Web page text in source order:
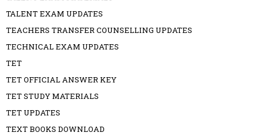
TALENT EXAM UPDATES
TEACHERS TRANSFER COUNSELLING UPDATES
TECHNICAL EXAM UPDATES
TET
TET OFFICIAL ANSWER KEY
TET STUDY MATERIALS
TET UPDATES
TEXT BOOKS DOWNLOAD